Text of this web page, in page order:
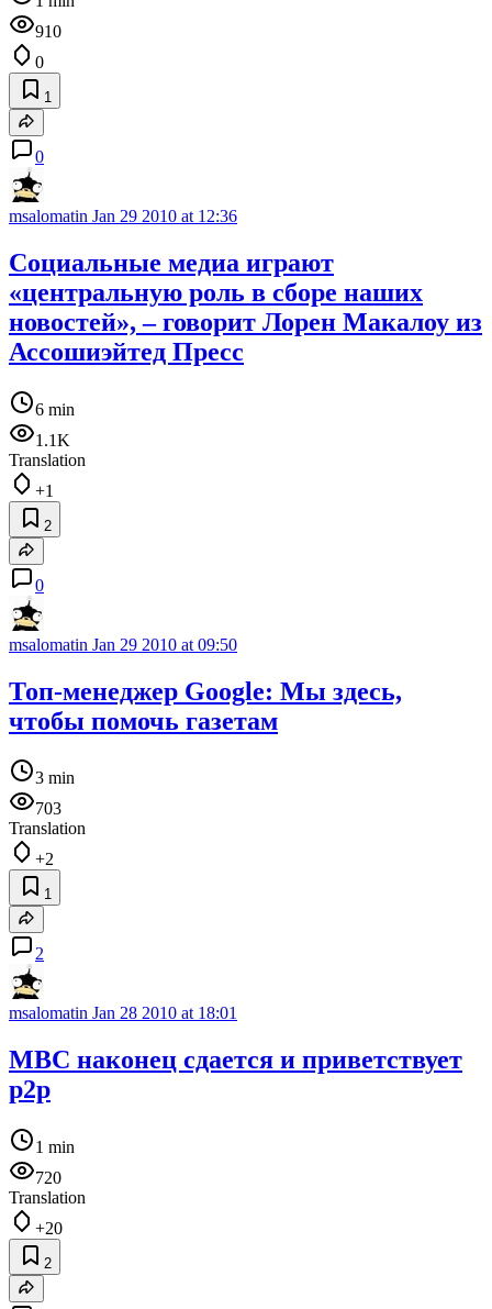
910
0
1
0
msalomatin Jan 29 2010 at 12:36
Социальные медиа играют
«центральную роль в сборе наших
новостей», – говорит Лорен Макалоу из
Ассошиэйтед Пресс
6 min
1.1K
Translation
+1
2
0
msalomatin Jan 29 2010 at 09:50
Топ-менеджер Google: Мы здесь,
чтобы помочь газетам
3 min
703
Translation
+2
1
2
msalomatin Jan 28 2010 at 18:01
MBC наконец сдается и приветствует
p2p
1 min
720
Translation
+20
2